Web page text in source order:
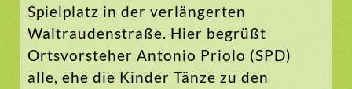
Spielplatz in der verlängerten
Waltraudenstraße. Hier begrüßt
Ortsvorsteher Antonio Priolo (SPD)
alle, ehe die Kinder Tänze zu den